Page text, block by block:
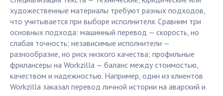
художественные материалы требуют разных подходов,
что учитывается при выборе исполнителя. Сравним три
основных подхода: машинный перевод — скорость, но
слабая точность; независимые исполнители —
разнообразие, но риск низкого качества; профильные
фрилансеры на Workzilla — баланс между стоимостью,
качеством и надежностью. Например, один из клиентов
Workzilla заказал перевод личной истории на аварский и